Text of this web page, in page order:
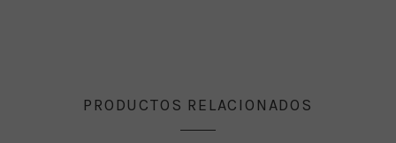
PRODUCTOS RELACIONADOS